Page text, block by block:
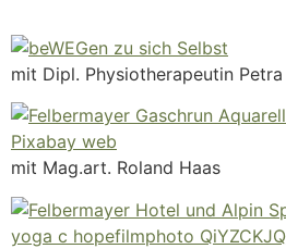
mit Dipl. Physiotherapeutin
mit Mag.art. Roland Haas